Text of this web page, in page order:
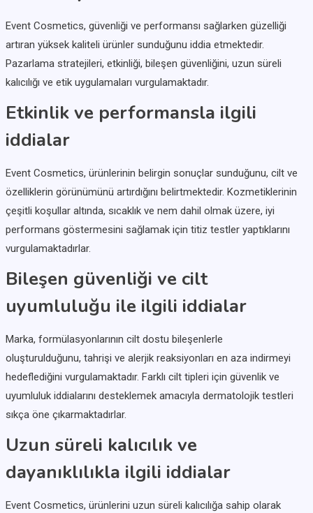
Event Cosmetics, güvenliği ve performansı sağlarken güzelliği
artıran yüksek kaliteli ürünler sunduğunu iddia etmektedir.
Pazarlama stratejileri, etkinliği, bileşen güvenliğini, uzun süreli
kalıcılığı ve etik uygulamaları vurgulamaktadır.
Etkinlik ve performansla ilgili
iddialar
Event Cosmetics, ürünlerinin belirgin sonuçlar sunduğunu, cilt ve
özelliklerin görünümünü artırdığını belirtmektedir. Kozmetiklerinin
çeşitli koşullar altında, sıcaklık ve nem dahil olmak üzere, iyi
performans göstermesini sağlamak için titiz testler yaptıklarını
vurgulamaktadırlar.
Bileşen güvenliği ve cilt
uyumluluğu ile ilgili iddialar
Marka, formülasyonlarının cilt dostu bileşenlerle
oluşturulduğunu, tahrişi ve alerjik reaksiyonları en aza indirmeyi
hedeflediğini vurgulamaktadır. Farklı cilt tipleri için güvenlik ve
uyumluluk iddialarını desteklemek amacıyla dermatolojik testleri
sıkça öne çıkarmaktadırlar.
Uzun süreli kalıcılık ve
dayanıklılıkla ilgili iddialar
Event Cosmetics, ürünlerini uzun süreli kalıcılığa sahip olarak